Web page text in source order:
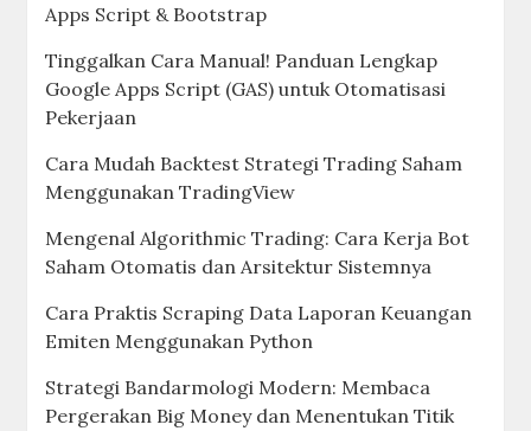
Apps Script & Bootstrap
Tinggalkan Cara Manual! Panduan Lengkap
Google Apps Script (GAS) untuk Otomatisasi
Pekerjaan
Cara Mudah Backtest Strategi Trading Saham
Menggunakan TradingView
Mengenal Algorithmic Trading: Cara Kerja Bot
Saham Otomatis dan Arsitektur Sistemnya
Cara Praktis Scraping Data Laporan Keuangan
Emiten Menggunakan Python
Strategi Bandarmologi Modern: Membaca
Pergerakan Big Money dan Menentukan Titik